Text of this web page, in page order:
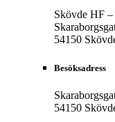
Skövde HF
54150
Besöksadress
54150